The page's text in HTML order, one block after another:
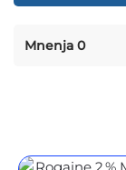
za
mesecev
Mnenja 0